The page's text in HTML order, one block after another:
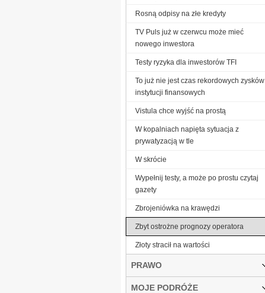
Rosną odpisy na złe kredyty
TV Puls już w czerwcu może mieć
nowego inwestora
Testy ryzyka dla inwestorów TFI
To już nie jest czas rekordowych zysków
instytucji finansowych
Vistula chce wyjść na prostą
W kopalniach napięta sytuacja z
prywatyzacją w tle
W skrócie
Wypełnij testy, a może po prostu czytaj
gazety
Zbrojeniówka na krawędzi
Zbyt ostrożne prognozy operatora
Złoty stracił na wartości
PRAWO
MOJE PODRÓŻE